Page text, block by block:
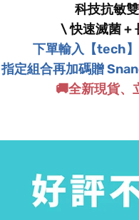
科技抗敏
\ 快速滅菌 +
下單輸入【tech】
指定組合再加碼贈
🚚全新現貨、